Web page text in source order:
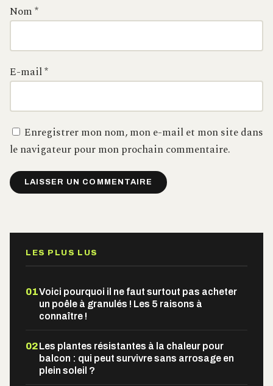
Nom*
E-mail*
Enregistrer mon nom, mon e-mail et mon site dans
le navigateur pour mon prochain commentaire.
LES PLUS LUS
01Voici pourquoi il ne faut surtout pas acheter
un poêle à granulés ! Les 5 raisons à
connaître !
02Les plantes résistantes à la chaleur pour
balcon : qui peut survivre sans arrosage en
plein soleil ?